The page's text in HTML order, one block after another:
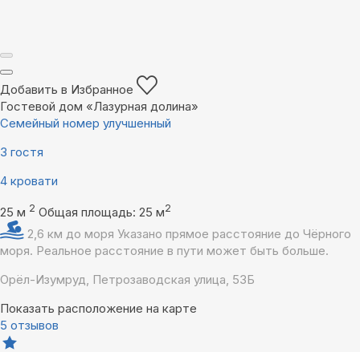
Добавить в Избранное
Гостевой дом «Лазурная долина»
Семейный номер улучшенный
3 гостя
4 кровати
25 м 2 Общая площадь: 25 м2
2,6 км до моря Указано прямое расстояние до Чёрного
моря. Реальное расстояние в пути может быть больше.
Орёл-Изумруд, Петрозаводская улица, 53Б
Показать расположение на карте
5 отзывов